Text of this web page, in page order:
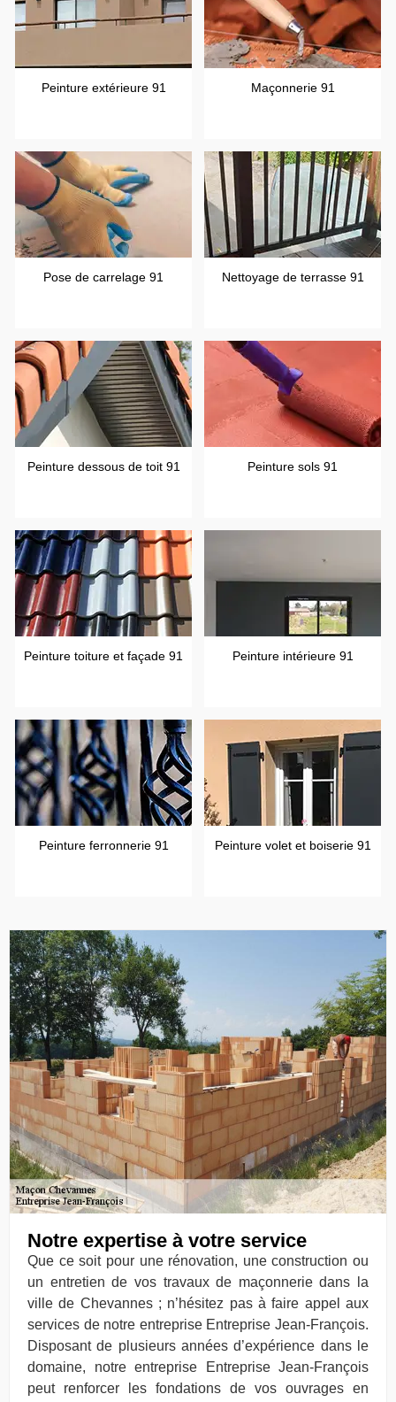
Peinture extérieure 91 Maçonnerie 91
Pose de carrelage 91 Nettoyage de terrasse 91
Peinture dessous de toit 91 Peinture sols 91
Peinture toiture et façade 91 Peinture intérieure 91
Peinture ferronnerie 91 Peinture volet et boiserie 91
Notre expertise à votre service
Que ce soit pour une rénovation, une construction ou
un entretien de vos travaux de maçonnerie dans la
ville de Chevannes ; n’hésitez pas à faire appel aux
services de notre entreprise Entreprise Jean-François.
Disposant de plusieurs années d’expérience dans le
domaine, notre entreprise Entreprise Jean-François
peut renforcer les fondations de vos ouvrages en